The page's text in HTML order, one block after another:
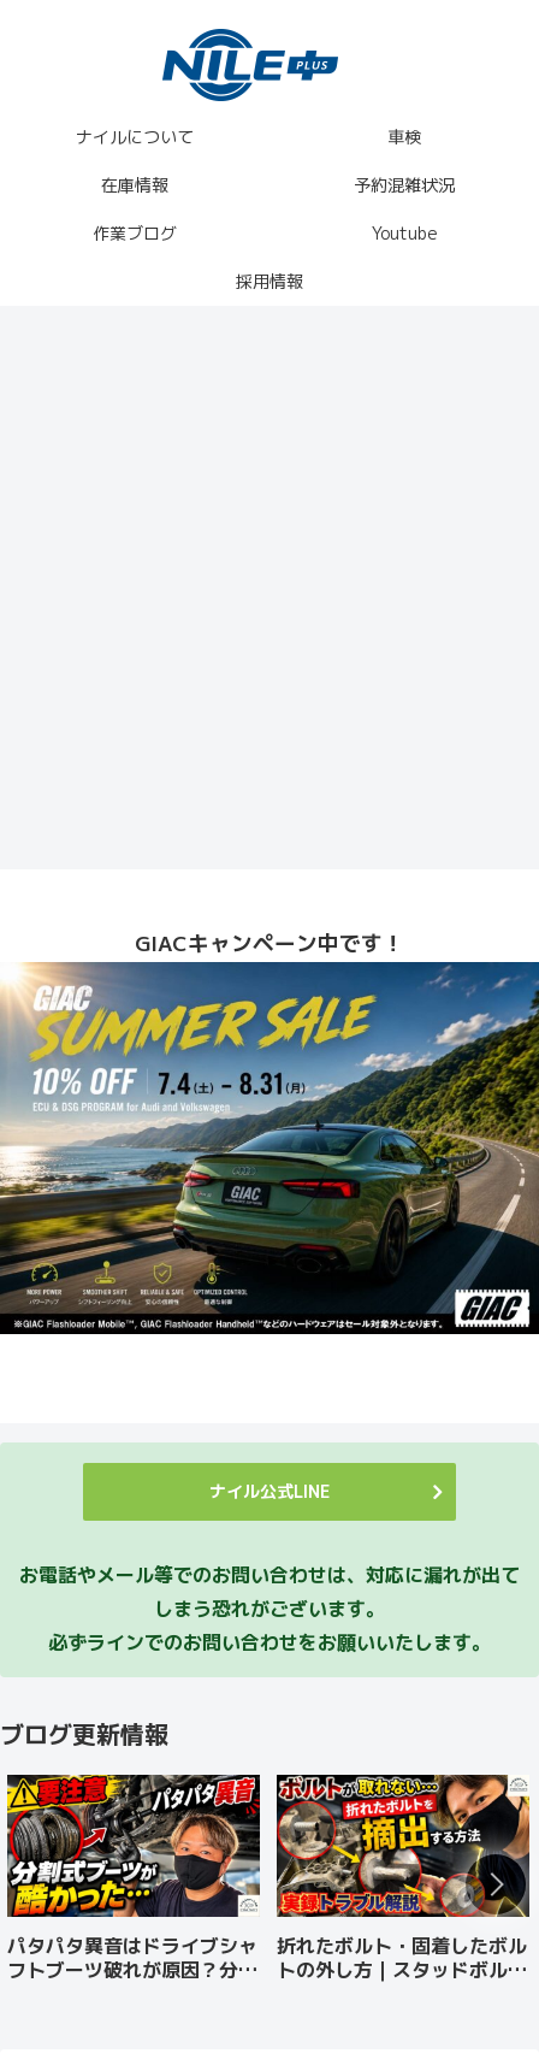
ナイルについて 車検
在庫情報 予約混雑状況
作業ブログ Youtube
採用情報
GIACキャンペーン中です！
ナイル公式LINE
お電話やメール等でのお問い合わせは、対応に漏れが出て
しまう恐れがございます。
必ずラインでのお問い合わせをお願いいたします。
ブログ更新情報
パタパタ異音はドライブシャ
フトブーツ破れが原因？分割
折れたボルト・固着したボル
トの外し方｜スタッドボルト